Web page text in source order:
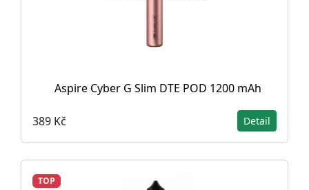
Aspire Cyber G Slim DTE POD 1200 mAh
389 Kč Detail
TOP